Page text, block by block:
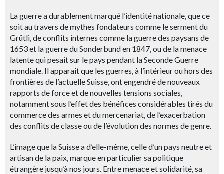
La guerre a durablement marqué l’identité nationale, que ce
soit au travers de mythes fondateurs comme le serment du
Grütli, de conflits internes comme la guerre des paysans de
1653 et la guerre du Sonderbund en 1847, ou de la menace
latente qui pesait sur le pays pendant la Seconde Guerre
mondiale. Il apparaît que les guerres, à l’intérieur ou hors des
frontières de l’actuelle Suisse, ont engendré de nouveaux
rapports de force et de nouvelles tensions sociales,
notamment sous l’effet des bénéfices considérables tirés du
commerce des armes et du mercenariat, de l’exacerbation
des conflits de classe ou de l’évolution des normes de genre.
L’image que la Suisse a d’elle-même, celle d’un pays neutre et
artisan de la paix, marque en particulier sa politique
étrangère jusqu’à nos jours. Entre menace et solidarité, sa